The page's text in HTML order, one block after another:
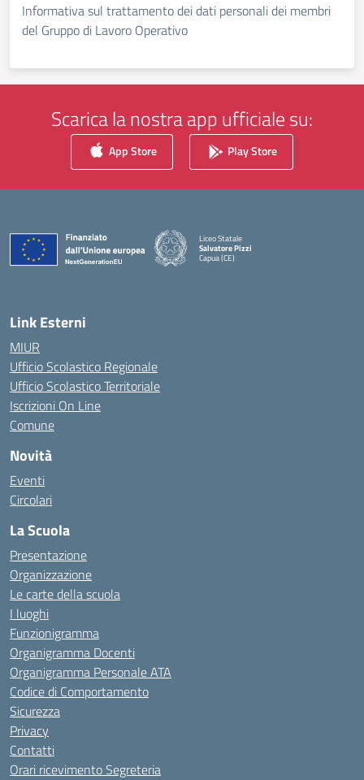
Informativa sul trattamento dei dati personali dei membri
del Gruppo di Lavoro Operativo
Scarica la nostra app ufficiale su:
App Store Play Store
Liceo Statale
Salvatore Pizzi
Capua (CE)
— Visita la pagina iniziale della scuola
Link Esterni
MIUR
Ufficio Scolastico Regionale
Ufficio Scolastico Territoriale
Iscrizioni On Line
Comune
Novità
Eventi
Circolari
La Scuola
Presentazione
Organizzazione
Le carte della scuola
I luoghi
Funzionigramma
Organigramma Docenti
Organigramma Personale ATA
Codice di Comportamento
Sicurezza
Privacy
Contatti
Orari ricevimento Segreteria